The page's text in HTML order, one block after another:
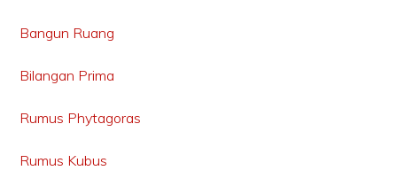
Bangun Ruang
Bilangan Prima
Rumus Phytagoras
Rumus Kubus